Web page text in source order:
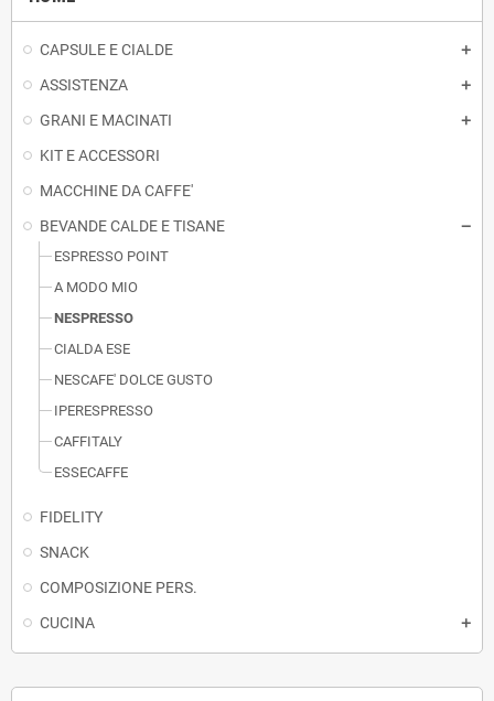
CAPSULE E CIALDE
ASSISTENZA
GRANI E MACINATI
KIT E ACCESSORI
MACCHINE DA CAFFE'
BEVANDE CALDE E TISANE
ESPRESSO POINT
A MODO MIO
NESPRESSO
CIALDA ESE
NESCAFE' DOLCE GUSTO
IPERESPRESSO
CAFFITALY
ESSECAFFE
FIDELITY
SNACK
COMPOSIZIONE PERS.
CUCINA